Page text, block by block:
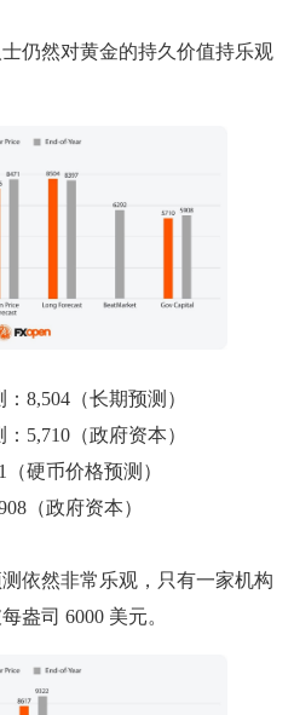
仍然对黄金的持久价值持乐观
8,504（长期预测）
5,710（政府资本）
硬币价格预测）
（政府资本）
依然非常乐观，只有一家机构
盎司 6000 美元。